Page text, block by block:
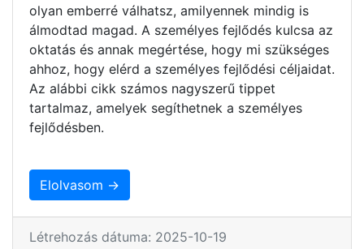
olyan emberré válhatsz, amilyennek mindig is
álmodtad magad. A személyes fejlődés kulcsa az
oktatás és annak megértése, hogy mi szükséges
ahhoz, hogy elérd a személyes fejlődési céljaidat.
Az alábbi cikk számos nagyszerű tippet
tartalmaz, amelyek segíthetnek a személyes
fejlődésben.
Elolvasom →
Létrehozás dátuma: 2025-10-19